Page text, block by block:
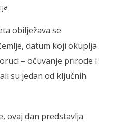
obilježava se
datum koji okuplja
– očuvanje prirode i
su jedan od ključnih
ovaj dan predstavlja